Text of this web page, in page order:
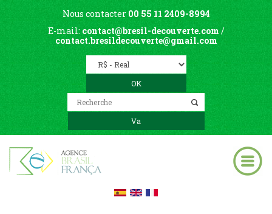
Nous contacter 00 55 11 2409-8994
E-mail: contact@bresil-decouverte.com /
contact.bresildecouverte@gmail.com